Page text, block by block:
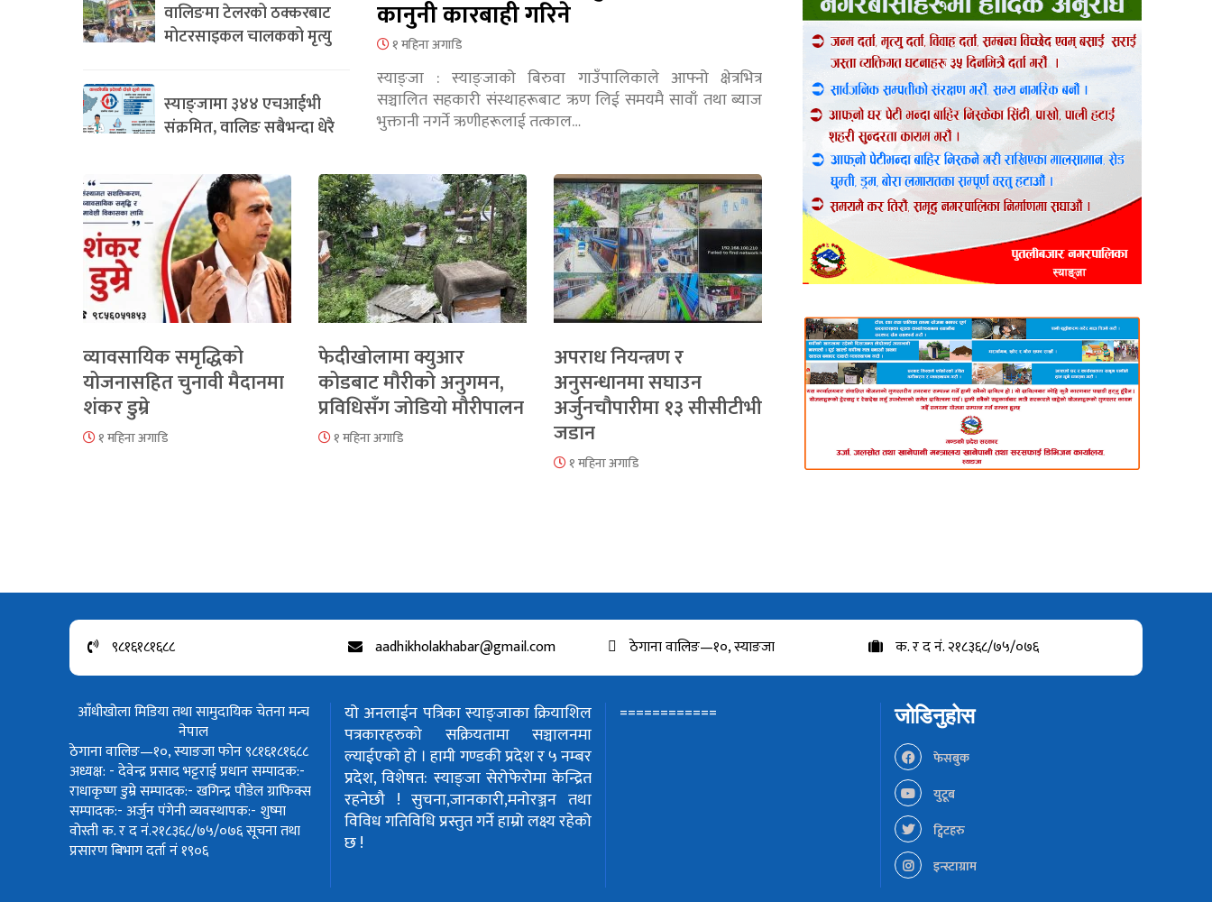
वालिङमा टेलरको ठक्करबाट
मोटरसाइकल चालकको मृत्यु
स्याङ्जामा ३४४ एचआईभी
संक्रमित, वालिङ सबैभन्दा धेरै
कानुनी कारबाही गरिने
१ महिना अगाडि
स्याङ्जा : स्याङ्जाको बिरुवा गाउँपालिकाले आफ्नो क्षेत्रभित्र
सञ्चालित सहकारी संस्थाहरूबाट ऋण लिई समयमै सावाँ तथा ब्याज
भुक्तानी नगर्ने ऋणीहरूलाई तत्काल…
व्यावसायिक समृद्धिको
योजनासहित चुनावी मैदानमा
शंकर डुम्रे
१ महिना अगाडि
फेदीखोलामा क्युआर
कोडबाट मौरीको अनुगमन,
प्रविधिसँग जोडियो मौरीपालन
१ महिना अगाडि
अपराध नियन्त्रण र
अनुसन्धानमा सघाउन
अर्जुनचौपारीमा १३ सीसीटीभी
जडान
१ महिना अगाडि
९८१६१८१६८८ aadhikholakhabar@gmail.com ठेगाना वालिङ—१०, स्याङजा क. र द नं. २१८३६८/७५/०७६
आँधीखोला मिडिया तथा सामुदायिक चेतना मन्च
नेपाल
ठेगाना वालिङ—१०, स्याङजा फोन ९८१६१८१६८८
अध्यक्ष: - देवेन्द्र प्रसाद भट्टराईप्रधान सम्पादक:-
राधाकृष्ण डुम्रेसम्पादक:- खगिन्द्र पौडेलग्राफिक्स
सम्पादक:- अर्जुन पंगेनीव्यवस्थापक:- शुष्मा
वोस्तीक. र द नं.२१८३६८/७५/०७६सूचना तथा
प्रसारण बिभाग दर्ता नं १९०६
यो अनलाईन पत्रिका स्याङ्जाका क्रियाशिल
पत्रकारहरुको सक्रियतामा सञ्चालनमा
ल्याईएको हो । हामी गण्डकी प्रदेश र ५ नम्बर
प्रदेश, विशेषत: स्याङ्जा सेरोफेरोमा केन्द्रित
रहनेछौ !सुचना,जानकारी,मनोरञ्जन तथा
विविध गतिविधि प्रस्तुत गर्ने हाम्रो लक्ष्य रहेको
छ !
============ जोडिनुहोस
फेसबुक
युटूब
ट्विटहरु
इन्स्टाग्राम